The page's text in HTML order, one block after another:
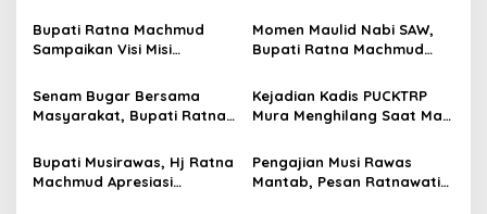
a
b
o
Pembangunan Yonif
947/Pangeran Amin
Terus Tingkatkan
Pelayanan Masyarakat
Bupati Ratna Machmud
Sampaikan Visi Misi
Paripurna DPRD Musi Rawas
Momen Maulid Nabi SAW,
Bupati Ratna Machmud
Tingkatkan Iman dan
Taqwa
Senam Bugar Bersama
Masyarakat, Bupati Ratna
Kebersamaan dan
Lanjutkan Musi Rawas
Kejadian Kadis PUCKTRP
Mura Menghilang Saat Mau
Sebagai Pejabat Baperan
Bupati Musirawas, Hj Ratna
Machmud Apresiasi
Pengajian Musi Rawas
Mantab, Pesan Ratnawati